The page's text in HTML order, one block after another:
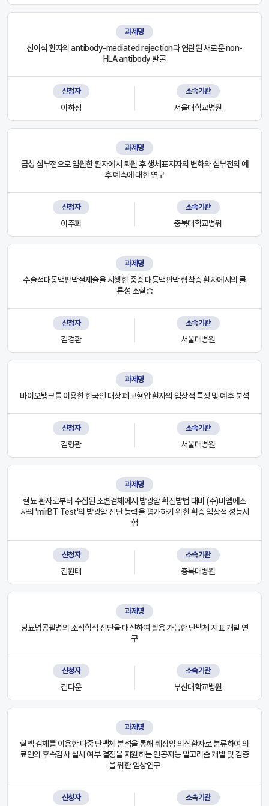
과제명
신이식 환자의 antibody-mediated rejection과 연관된 새로운 non-
HLA antibody 발굴
신청자
이하정
소속기관
서울대학교병원
과제명
급성 심부전으로 입원한 환자에서 퇴원 후 생체표지자의 변화와 심부전의 예
후 예측에 대한 연구
신청자
이주희
소속기관
충북대학교병워
과제명
수술적대동맥판막절제술을 시행한 중증 대동맥판막 협착증 환자에서의 클
론성 조혈증
신청자
김경환
소속기관
서울대병원
과제명
바이오뱅크를 이용한 한국인 대상 폐고혈압 환자의 임상적 특징 및 예후 분석
신청자
김형관
소속기관
서울대병원
과제명
혈뇨 환자로부터 수집된 소변검체에서 방광암 확진방법 대비 (주)비엠에스
사의 'mirBT Test'의 방광암 진단 능력을 평가하기 위한 확증 임상적 성능시
험
신청자
김원태
소속기관
충북대병원
과제명
당뇨병콩팥병의 조직학적 진단을 대신하여 활용 가능한 단백체 지표 개발 연
구
신청자
김다운
소속기관
부산대학교병원
과제명
혈액 검체를 이용한 다중 단백체 분석을 통해 췌장암 의심환자로 분류하여 의
료인의 후속검사 실시 여부 결정을 지원하는 인공지능 알고리즘 개발 및 검증
을 위한 임상연구
신청자 소속기관